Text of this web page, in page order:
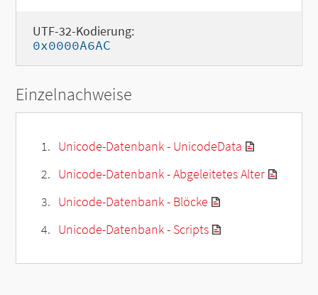
UTF-32-Kodierung:
0x0000A6AC
Einzelnachweise
Unicode-Datenbank - UnicodeData
Unicode-Datenbank - Abgeleitetes Alter
Unicode-Datenbank - Blöcke
Unicode-Datenbank - Scripts